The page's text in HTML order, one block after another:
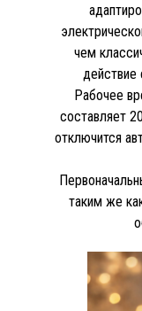
чем
действие
Рабочее
составляет
отключится
таким же